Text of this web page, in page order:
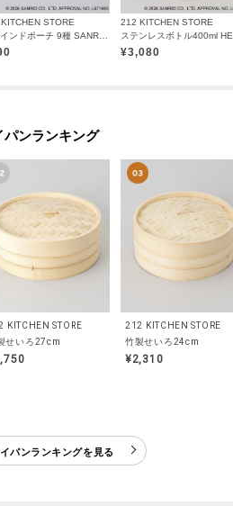
STORE
212 KITCHEN STORE
¥3,080
パンランキング
KITCHEN STORE
せいろ27cm
212 KITCHEN STORE
竹製せいろ24cm
¥2,310
パンランキングを見る